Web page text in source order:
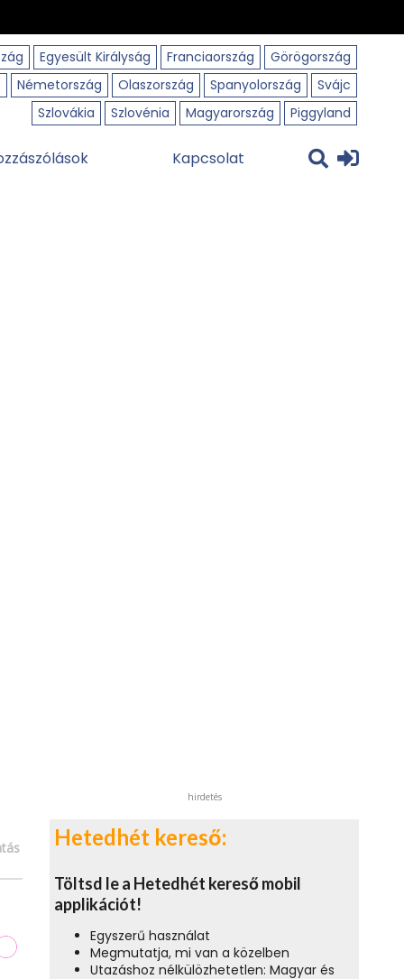
Egyesült Királyság Franciaország
Görögország
Németország Olaszország Spanyolország
Svájc
Szlovákia
Szlovénia Magyarország Piggyland
Kapcsolat
hirdetés
Hetedhét kereső:
Töltsd le a Hetedhét kereső mobil
applikációt!
Egyszerű használat
Megmutatja, mi van a közelben
Utazáshoz nélkülözhetetlen: Magyar és